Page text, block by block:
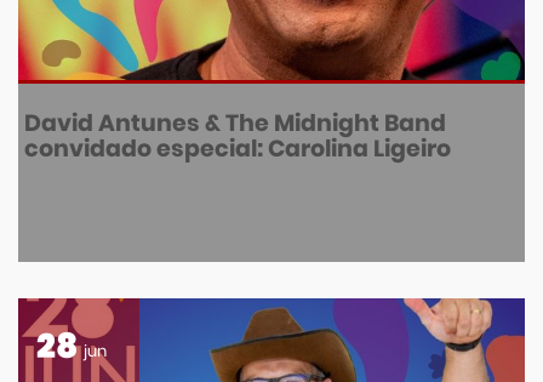
David Antunes & The Midnight Band
convidado especial: Carolina Ligeiro
28 jun